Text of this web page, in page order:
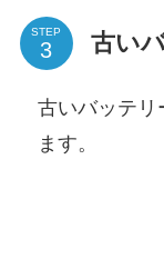
STEP 古い
古いバッテリ
ます。